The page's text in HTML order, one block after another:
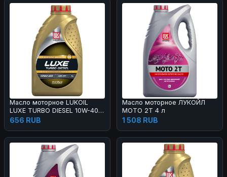
Масло моторное LUKOIL
LUXE TURBO DIESEL 10W-40 1
л
656 RUB
Масло моторное ЛУКОЙЛ
МОТО 2Т 4 л
1 508 RUB